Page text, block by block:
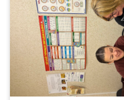
Бесплатное входное
тестирование.
Авторская система
подготовки по различным
направлениям.